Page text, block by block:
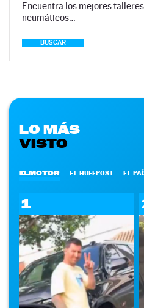
Encuentra los mejores
neumáticos…
BUSCAR
LO MÁS
VISTO
ELMOTOR EL HUFFPOST EL
1